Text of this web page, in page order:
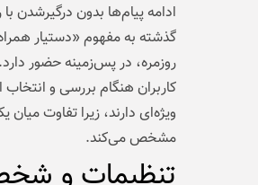
گذشته به مفهوم «دستیار
روزمره، در پس‌زمینه حضور
کاربران هنگام بررسی و
ویژه‌ای دارند، زیرا تفاوت
مشخص می‌کند.
تنظیمات و